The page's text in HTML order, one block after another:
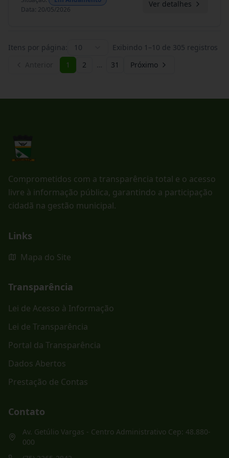
Data: 20/05/2026
Ver detalhes
Itens por página: 10 Exibindo 1 –10 de 305 registros
1 2 … 31 Próximo
Comprometidos com a transparência total e o acesso
livre à informação pública, garantindo a participação
cidadã na gestão municipal.
Links
Mapa do Site
Transparência
Lei de Acesso à Informação
Lei de Transparência
Portal da Transparência
Dados Abertos
Prestação de Contas
Contato
Av. Getúlio Vargas - Centro Administrativo Cep: 48.880-
000